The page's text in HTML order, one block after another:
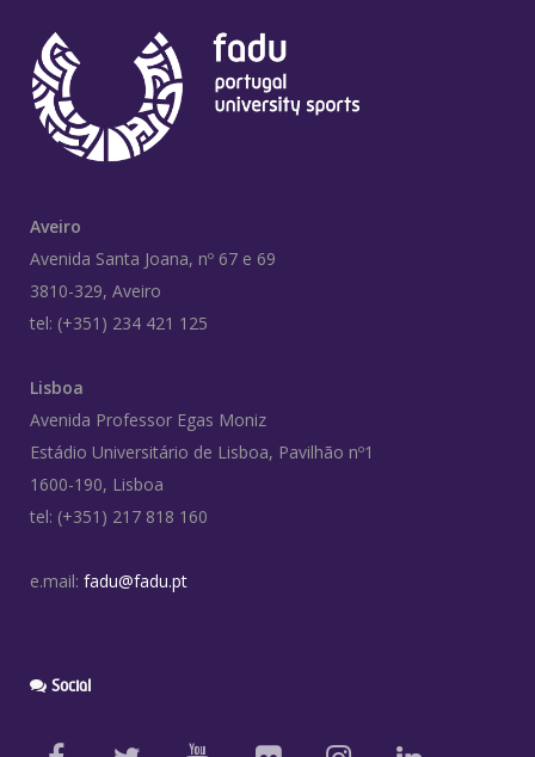
Aveiro
Avenida Santa Joana, nº 67 e 69
3810-329, Aveiro
tel: (+351) 234 421 125
Lisboa
Avenida Professor Egas Moniz
Estádio Universitário de Lisboa, Pavilhão nº1
1600-190, Lisboa
tel: (+351) 217 818 160
e.mail: fadu@fadu.pt
Social